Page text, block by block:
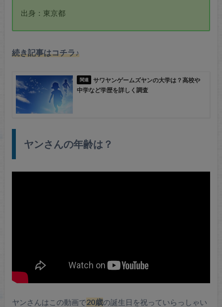
出身：東京都
続き記事はコチラ♪
サワヤンゲームズヤンの大学は？高校や
中学など学歴を詳しく調査
ヤンさんの年齢は？
ヤンさんはこの動画で20歳の誕生日を祝っていらっしゃい